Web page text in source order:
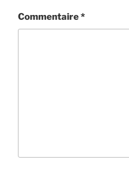
Commentaire*